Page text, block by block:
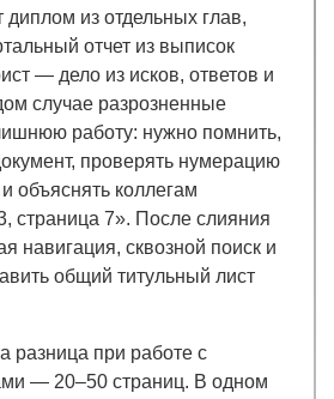
диплом из отдельных глав,
отчет из выписок
— дело из исков, ответов и
случае разрозненные
работу: нужно помнить,
проверять нумерацию
объяснять коллегам
страница 7». После слияния
навигация, сквозной поиск и
общий титульный лист
разница при работе с
— 20–50 страниц. В одном